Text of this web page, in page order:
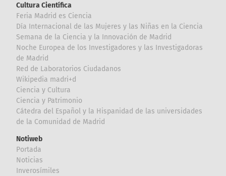
Cultura Científica
Feria Madrid es Ciencia
Día Internacional de las Mujeres y las Niñas en la Ciencia
Semana de la Ciencia y la Innovación de Madrid
Noche Europea de los Investigadores y las Investigadoras
de Madrid
Red de Laboratorios Ciudadanos
Wikipedia madri+d
Ciencia y Cultura
Ciencia y Patrimonio
Cátedra del Español y la Hispanidad de las universidades
de la Comunidad de Madrid
Notiweb
Portada
Noticias
Inverosímiles